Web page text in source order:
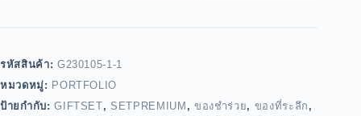
รหัสสินค้า: G230105-1-1
หมวดหมู่: PORTFOLIO
ป้ายกำกับ:GIFTSET, SETPREMIUM , ของชำร่วย, ของที่ระลึก ,